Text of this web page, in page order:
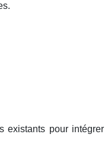
existants pour intégrer